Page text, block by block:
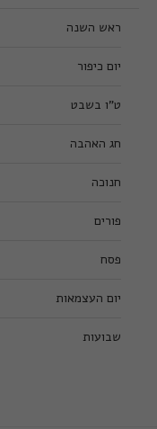
ראש השנה
יום כיפור
ט”ו בשבט
חג האהבה
חנוכה
פורים
פסח
יום העצמאות
שבועות